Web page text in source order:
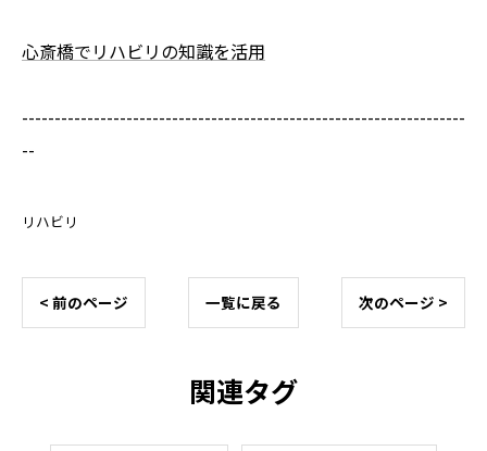
心斎橋でリハビリの知識を活用
--------------------------------------------------------------------
--
リハビリ
< 前のページ 一覧に戻る 次のページ >
関連タグ